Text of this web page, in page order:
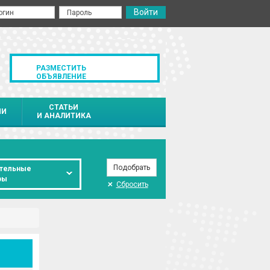
РАЗМЕСТИТЬ
ОБЪЯВЛЕНИЕ
СТАТЬИ
И АНАЛИТИКА
Сбросить